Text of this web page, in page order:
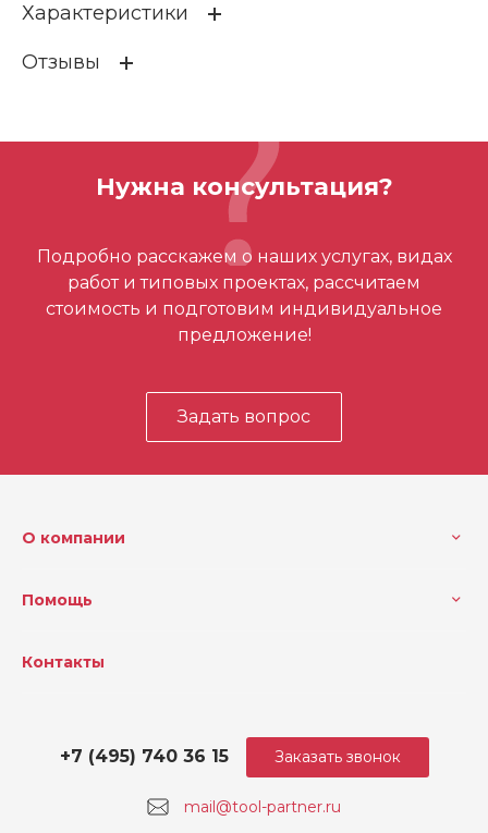
Характеристики
Гарантия производителя
150
Отзывы
Отзывов ещё нет – ваш может стать
первым
Нужна консультация?
Подробно расскажем о наших услугах, видах
работ и типовых проектах, рассчитаем
стоимость и подготовим индивидуальное
предложение!
Задать вопрос
О компании
Помощь
Контакты
mail@tool-partner.ru
+7 (495) 740 36 15 Заказать звонок